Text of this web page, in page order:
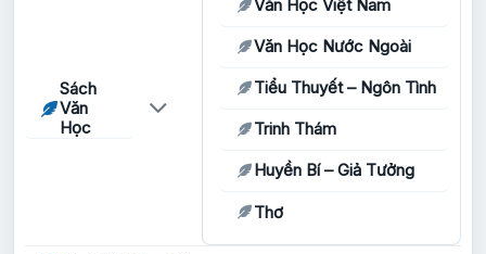
Sách
Văn
Học
Văn Học Việt Nam
Văn Học Nước Ngoài
Tiểu Thuyết – Ngôn Tình
Trinh Thám
Huyền Bí – Giả Tưởng
Thơ